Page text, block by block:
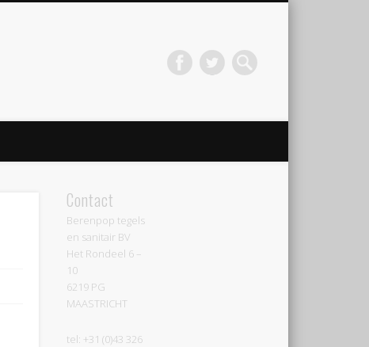
Contact
Berenpop tegels
en sanitair BV
Het Rondeel 6 –
10
6219 PG
MAASTRICHT
tel: +31 (0)43 326